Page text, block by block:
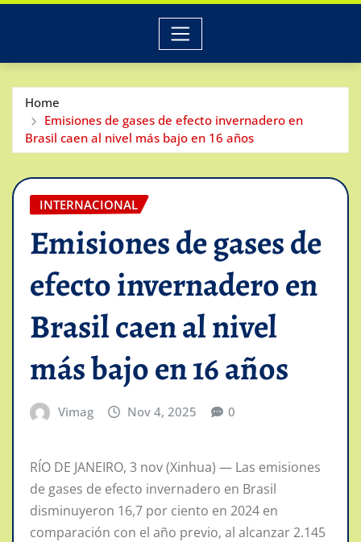
Home
Emisiones de gases de efecto invernadero en
Brasil caen al nivel más bajo en 16 años
INTERNACIONAL
Emisiones de gases de
efecto invernadero en
Brasil caen al nivel
más bajo en 16 años
Vimag Nov 4, 2025 0
RÍO DE JANEIRO, 3 nov (Xinhua) — Las emisiones
de gases de efecto invernadero en Brasil
disminuyeron 16,7 por ciento en 2024 en
comparación con el año previo, al alcanzar 2.145